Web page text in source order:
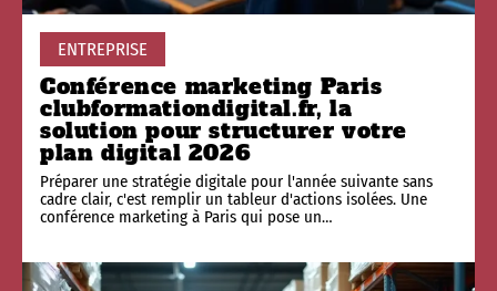
ENTREPRISE
Conférence marketing Paris
clubformationdigital.fr, la
solution pour structurer votre
plan digital 2026
Préparer une stratégie digitale pour l'année suivante sans
cadre clair, c'est remplir un tableur d'actions isolées. Une
conférence marketing à Paris qui pose un…